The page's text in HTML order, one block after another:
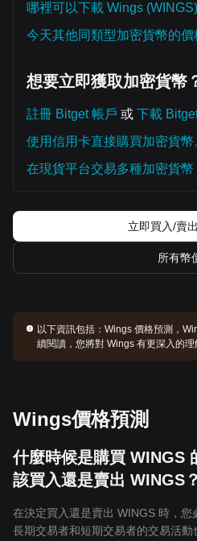
哪裡可以下載 Wings
今天其他同類型加密貨幣的價
想要立即獲取加密貨幣
註冊 Bitget 帳戶 或 下載 Bitget
使用信用卡直接購買加密貨幣
在現貨平台交易多種加密貨幣
立即買入/賣
所有幣
以下資訊包括：Wings 價格預測，
續閱讀，您將對 Wings 有更深入的理
Wings價格預測
什麼時候是購買 WINGS
該買入還是賣出 WINGS？
在決定買入還是賣出 WINGS 時，您
長期交易者和短期交易者的交易活